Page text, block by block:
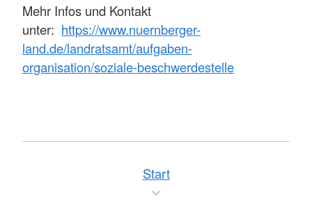
Mehr Infos und Kontakt
unter: https://www.nuernberger-
land.de/landratsamt/aufgaben-
organisation/soziale-beschwerdestelle
Start